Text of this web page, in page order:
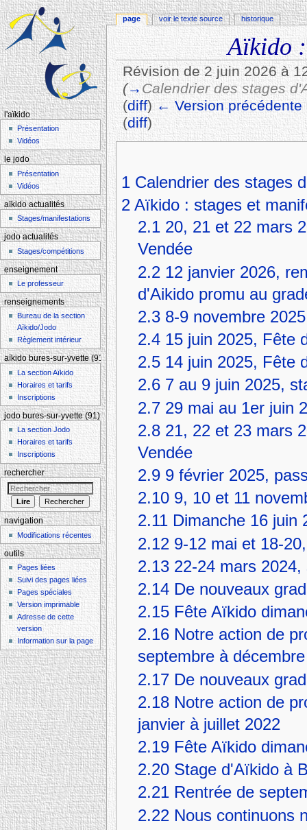
Aïkido
Révision de 2 juin 2026 à
(→Calendrier des stages
(diff) ← Version précédente
(diff)
Aller à :navigation rechercher
1 Calendrier des stages
2 Aïkido : stages et
2.1 20, 21 et 22 mars
Vendée
2.2 12 janvier 2026,
d'Aikido promu au
2.3 8-9 novembre
2.4 15 juin 2025, Fête
2.5 14 juin 2025, Fête
2.6 7 au 9 juin 2025,
2.7 29 mai au 1er juin
2.8 21, 22 et 23 mars
Vendée
2.9 9 février 2025,
2.10 9, 10 et 11
2.11 Dimanche 16 juin
2.12 9-12 mai et 18-
2.13 22-24 mars
2.14 De nouveaux
2.15 Fête Aïkido
2.16 Notre action de
septembre à
2.17 De nouveaux
2.18 Notre action de
janvier à juillet 2022
2.19 Fête Aïkido
2.20 Stage d'Aïkido à
2.21 Rentrée de
2.22 Nous continuons
page voir le texte source historique
l'aïkido
Présentation
Vidéos
le jodo
Présentation
Vidéos
aïkido actualités
Stages/manifestations
jodo actualités
Stages/compétitions
enseignement
Le professeur
renseignements
Bureau de la section
Aïkido/Jodo
Règlement intérieur
aïkido bures-sur-yvette (91)
La section Aïkido
Horaires et tarifs
Inscriptions
jodo bures-sur-yvette (91)
La section Jodo
Horaires et tarifs
Inscriptions
rechercher
navigation
Modifications récentes
outils
Pages liées
Suivi des pages liées
Pages spéciales
Version imprimable
Adresse de cette
version
Information sur la page